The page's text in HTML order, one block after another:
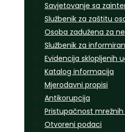
Savjetovanje sa
Službenik za zaštitu
Osoba zadužena za
Službenik za
Evidencija sklopljenih
Katalog informacija
Mjerodavni propisi
Antikorupcija
Pristupačnost
Otvoreni podaci